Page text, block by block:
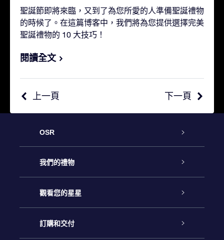
聖誕節即將來臨，又到了為您所愛的人準備聖誕禮物
的時候了。在這篇博客中，我們將為您提供選擇完美
聖誕禮物的 10 大技巧！
閱讀全文
下一頁
上一頁
OSR
客戶服務
聯繫我們
博客
我們的禮物
Online Star禮物
OSR禮物包
觀看您的星星
星星注册
訂購和交付